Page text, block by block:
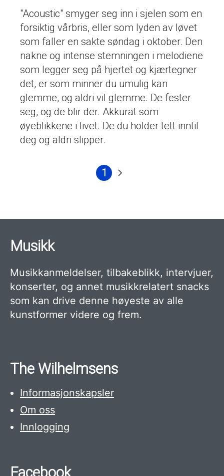
"Acoustic" smyger seg inn i sjelen som en
forsiktig vårbris, eller som lyden av løvet
som faller en sakte søndag i oktober. Den
nakne og intense stemningen i melodiene
som legger seg på hjertet og kjærtegner
det, er som minner du umulig kan
glemme, og aldri vil glemme. De fester
seg, og de blir der. Akkurat som
øyeblikkene i livet. De du holder tett inntil
deg og aldri slipper.
Nåværende
1
Neste
Musikk
Musikkanmeldelser, tilbakeblikk, intervjuer,
konserter, og annet musikkrelatert snacks
som kan drive denne høyeste av alle
kunstformer videre og frem.
The Wilhelmsens
Informasjonskapsler
Om oss
Innlogging
Facebook